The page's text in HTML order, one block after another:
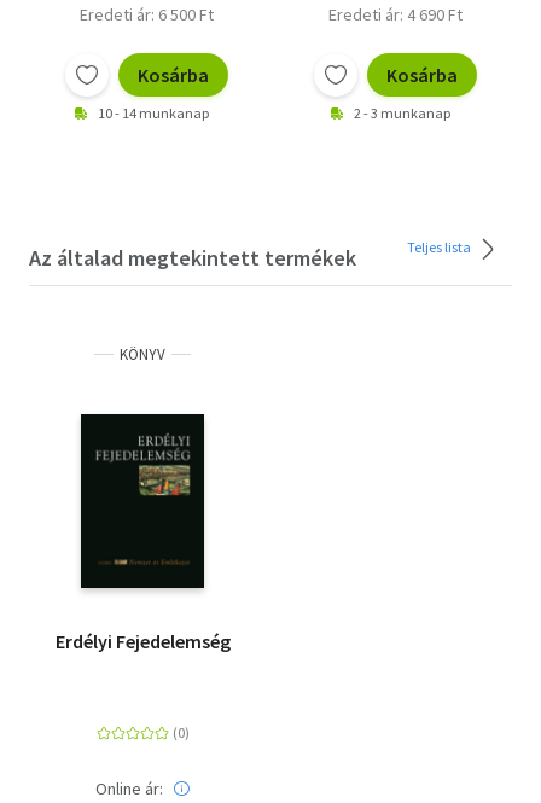
Eredeti ár: 6 500 Ft
Kosárba
10 - 14 munkanap
Eredeti ár: 4 690 Ft
Kosárba
2 - 3 munkanap
Az általad megtekintett termékek Teljes lista
KÖNYV
Erdélyi Fejedelemség
Online ár: